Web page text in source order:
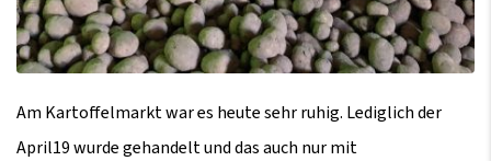
Am Kartoffelmarkt war es heute sehr ruhig. Lediglich der
April19 wurde gehandelt und das auch nur mit